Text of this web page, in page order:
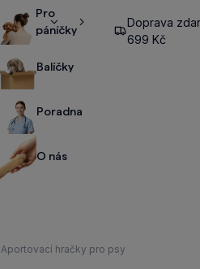
Pro
páníčky
ZobrazitZobrazit
Balíčky
Poradna
O nás
Doprava
699 Kč
Aportovací hračky pro psy